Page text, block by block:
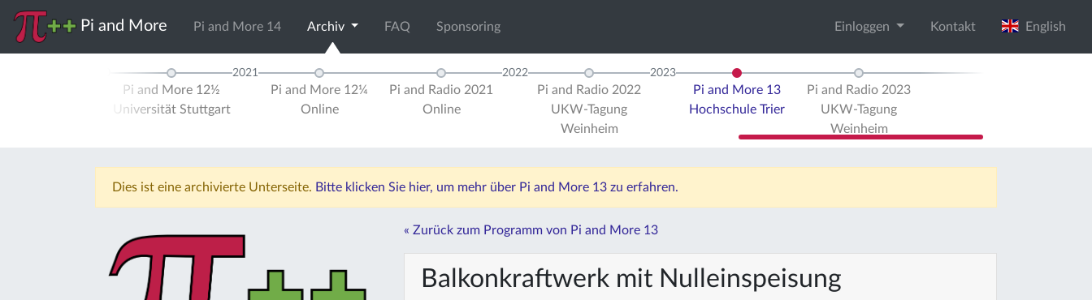
Pi and More Pi and More 14 Archiv FAQ Sponsoring Einloggen Kontakt English
Pi and More 12½
Universität Stuttgart
2021
Pi and More 12¼
Online
Pi and Radio 2021
Online
2022
Pi and Radio 2022
UKW-Tagung
Weinheim
2023
Pi and More 13
Hochschule Trier
Pi and Radio 2023
UKW-Tagung
Weinheim
Dies ist eine archivierte Unterseite. Bitte klicken Sie hier, um mehr über Pi and More 13 zu erfahren.
« Zurück zum Programm von Pi and More 13
Balkonkraftwerk mit Nulleinspeisung